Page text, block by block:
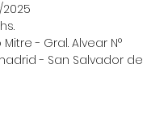
- Gral. Alvear N°
- San Salvador de